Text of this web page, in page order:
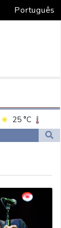
Português
25 °C